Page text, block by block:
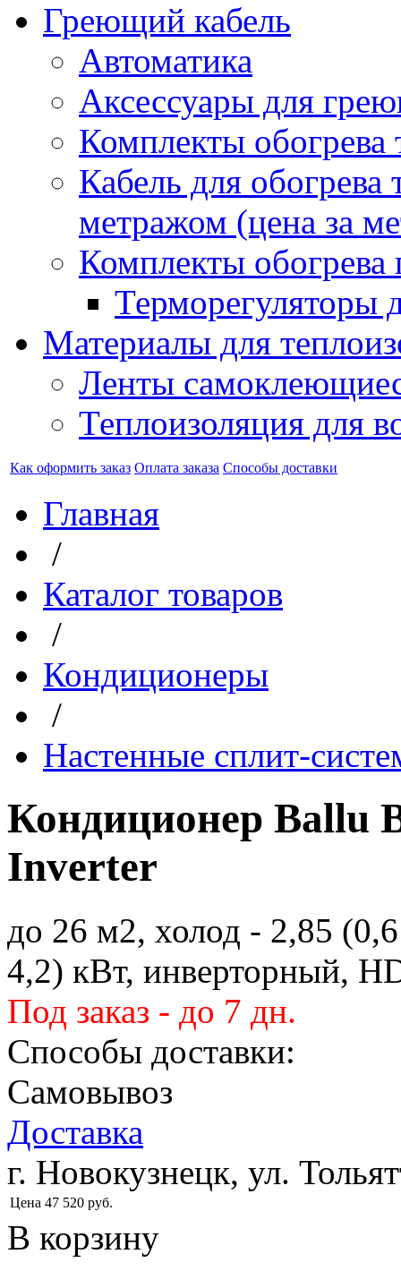
Греющий кабель
Автоматика
Аксессуары для
Комплекты обогрева
Кабель для обогрева
метражом (цена за
Комплекты обогрева
Терморегуляторы
Материалы для
Ленты
Теплоизоляция для
Как оформить заказ Оплата заказа Способы доставки
Главная
/
Каталог товаров
/
Кондиционеры
/
Настенные сплит-
Кондиционер Ballu
Inverter
до 26 м2, холод - 2,85
4,2) кВт, инверторный,
Под заказ - до 7 дн.
Способы доставки:
Самовывоз
Доставка
г. Новокузнецк, ул.
Цена 47 520 руб.
В корзину